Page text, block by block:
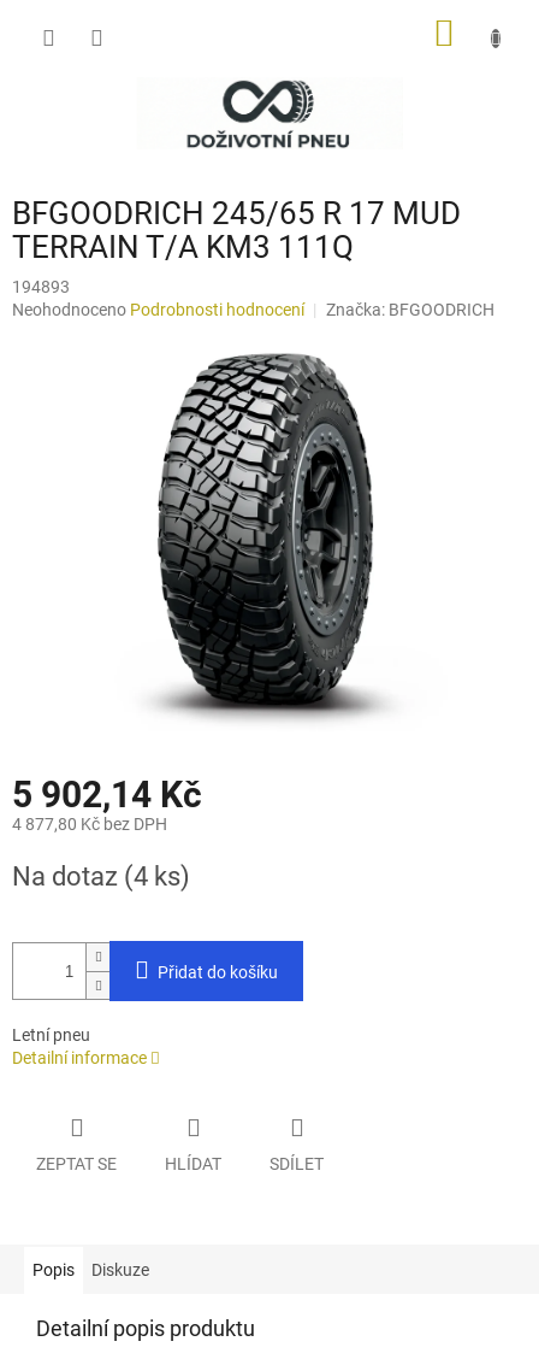
BFGOODRICH 245/65 R 17 MUD
TERRAIN T/A KM3 111Q
194893
Průměrné
Neohodnoceno Podrobnosti hodnocení Značka: BFGOODRICH
5 902,14 Kč
4 877,80 Kč bez DPH
cena:
Na dotaz (4 ks)
Přidat do košíku
Letní pneu
Detailní informace
ZEPTAT SE HLÍDAT SDÍLET
Popis Diskuze
Detailní popis produktu